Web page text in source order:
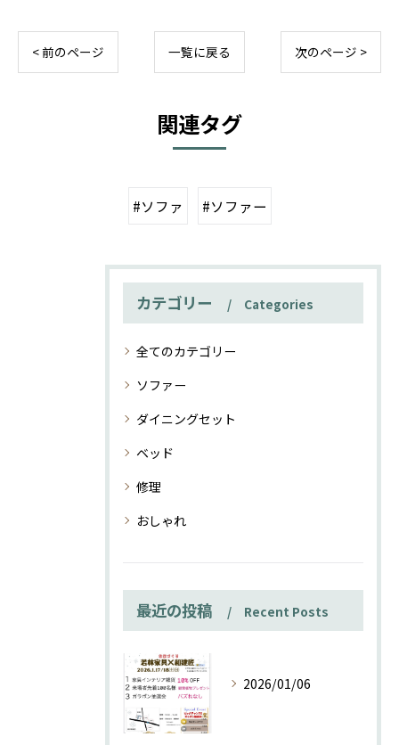
< 前のページ 一覧に戻る 次のページ >
関連タグ
#ソファ #ソファー
カテゴリー Categories
全てのカテゴリー
ソファー
ダイニングセット
ベッド
修理
おしゃれ
最近の投稿 Recent Posts
2026/01/06